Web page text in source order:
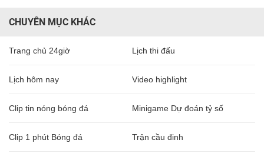
CHUYÊN MỤC KHÁC
Trang chủ 24giờ Lịch thi đấu
Lịch hôm nay Video highlight
Clip tin nóng bóng đá Minigame Dự đoán tỷ số
Clip 1 phút Bóng đá Trận cầu đinh